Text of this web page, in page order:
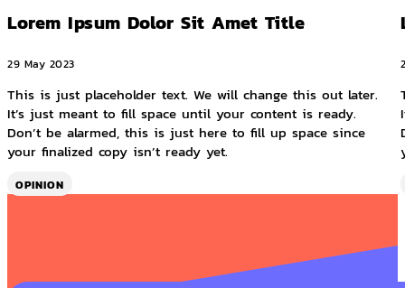
Lorem Ipsum Dolor Sit Amet Title
29 May 2023
This is just placeholder text. We will change this out later.
It’s just meant to fill space until your content is ready.
Don’t be alarmed, this is just here to fill up space since
your finalized copy isn’t ready yet.
OPINION